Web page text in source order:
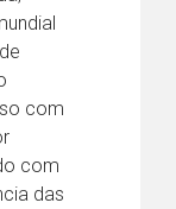
com
com
das